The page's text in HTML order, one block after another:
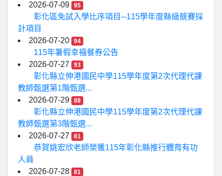
2026-07-09
95
彰化區免試入學比序項目─115學年度縣級競賽採
計項目
2026-07-20
94
115年暑假幸福餐券公告
2026-07-27
93
彰化縣立伸港國民中學115學年度第2次代理代課
教師甄選第1階甄選...
2026-07-29
88
彰化縣立伸港國民中學115學年度第2次代理代課
教師甄選第3階甄選...
2026-07-27
81
恭賀姚宏欣老師榮獲115年彰化縣推行體育有功
人員
2026-07-28
81